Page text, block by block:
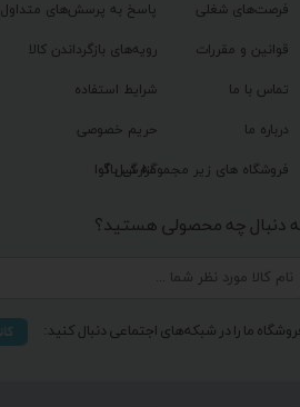
پاسخ به پرسش‌های متداول
رویه‌های بازگرداندن کالا
شرایط استفاده
حریم خصوصی
گزارش باگ
فرصت‌های شغلی
قوانین و مقررات
تماس با ما
درباره ما
فروشگاه های زیر مجموعه گیل آوا
دنبال چه محصولی هستید؟
ما را در شبکه‌های اجتماعی دنبال کنید: